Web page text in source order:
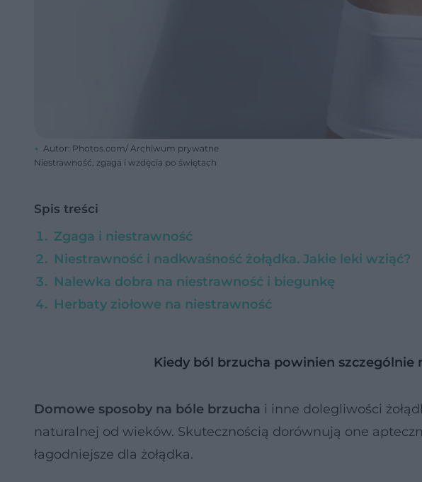
Autor: Photos.com/ Archiwum prywatne
Niestrawność, zgaga i wzdęcia po świętach
Spis treści
Zgaga i niestrawność
Niestrawność i nadkwaśność żołądka. Jakie leki wziąć?
Nalewka dobra na niestrawność i biegunkę
Herbaty ziołowe na niestrawność
Kiedy ból brzucha powinien szczególnie
Domowe sposoby na bóle brzucha i inne dolegliwości
naturalnej od wieków. Skutecznością dorównują one
łagodniejsze dla żołądka.